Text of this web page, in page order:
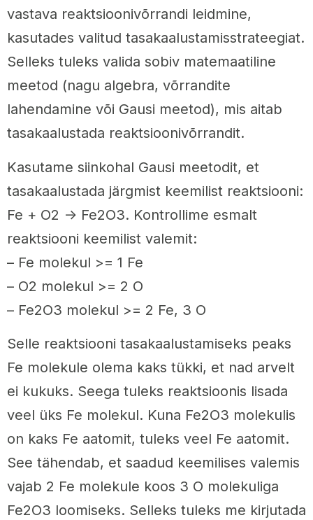
vastava reaktsioonivõrrandi leidmine,
kasutades valitud tasakaalustamisstrateegiat.
Selleks tuleks valida sobiv matemaatiline
meetod (nagu algebra, võrrandite
lahendamine või Gausi meetod), mis aitab
tasakaalustada reaktsioonivõrrandit.
Kasutame siinkohal Gausi meetodit, et
tasakaalustada järgmist keemilist reaktsiooni:
Fe + O2 -> Fe2O3. Kontrollime esmalt
reaktsiooni keemilist valemit:
– Fe molekul >= 1 Fe
– O2 molekul >= 2 O
– Fe2O3 molekul >= 2 Fe, 3 O
Selle reaktsiooni tasakaalustamiseks peaks
Fe molekule olema kaks tükki, et nad arvelt
ei kukuks. Seega tuleks reaktsioonis lisada
veel üks Fe molekul. Kuna Fe2O3 molekulis
on kaks Fe aatomit, tuleks veel Fe aatomit.
See tähendab, et saadud keemilises valemis
vajab 2 Fe molekule koos 3 O molekuliga
Fe2O3 loomiseks. Selleks tuleks me kirjutada